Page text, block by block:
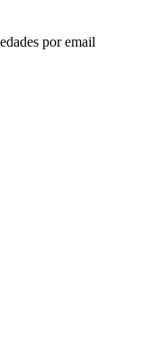
por email